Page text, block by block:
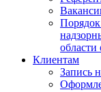
области
Клиентам
Запись